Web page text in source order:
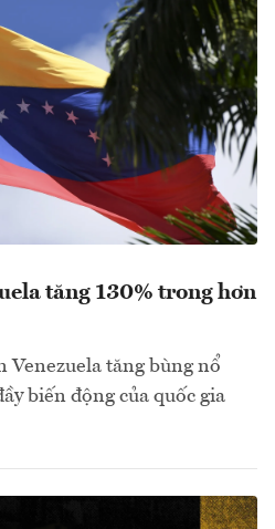
tăng 130% trong hơn
Venezuela tăng bùng nổ
biến động của quốc gia